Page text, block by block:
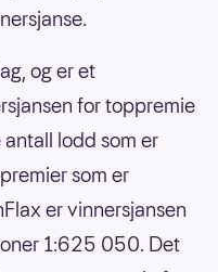
og er et
for toppremie
lodd som er
som er
er vinnersjansen
1:625 050. Det